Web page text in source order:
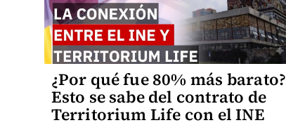
¿Por qué fue 80% más barato?
Esto se sabe del contrato de
Territorium Life con el INE